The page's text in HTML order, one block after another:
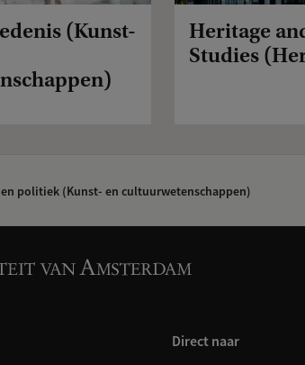
(Kunst-
Heritage
Studies
politiek (Kunst- en cultuurwetenschappen)
Direct naar